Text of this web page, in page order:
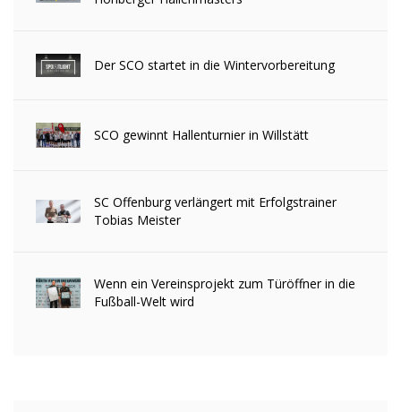
Der SCO startet in die Wintervorbereitung
SCO gewinnt Hallenturnier in Willstätt
SC Offenburg verlängert mit Erfolgstrainer
Tobias Meister
Wenn ein Vereinsprojekt zum Türöffner in die
Fußball-Welt wird